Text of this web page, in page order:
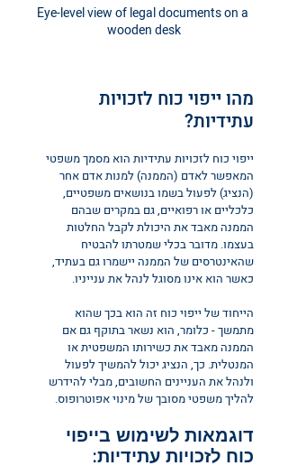
Eye-level view of legal documents on a
wooden desk
מהו ייפוי כוח לזכויות
עתידיות?
ייפוי כוח לזכויות עתידיות הוא מסמך משפטי
המאפשר לאדם (הממנה) למנות אדם אחר
(הנציג) לפעול בשמו בנושאים משפטיים,
כלכליים או רפואיים, גם במקרים שבהם
הממנה מאבד את היכולת לקבל החלטות
בעצמו. מדובר בכלי שמטרתו להבטיח
שהאינטרסים של הממנה יישמרו גם בעתיד,
כאשר הוא אינו מסוגל לנהל את ענייניו.
הייחוד של ייפוי כוח זה הוא בכך שהוא
מתמשך - כלומר, הוא נשאר בתוקף גם אם
הממנה מאבד את כשירותו המשפטית או
המנטלית. כך, הנציג יכול להמשיך לפעול
ולנהל את העניינים החשובים, מבלי להידרש
להליך משפטי מסובך של מינוי אפוטרופוס.
דוגמאות לשימוש בייפוי
כוח לזכויות עתידיות: